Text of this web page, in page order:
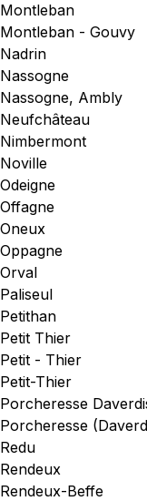
Montleban
Montleban - Gouvy
Nadrin
Nassogne
Nassogne, Ambly
Neufchâteau
Nimbermont
Noville
Odeigne
Offagne
Oneux
Oppagne
Orval
Paliseul
Petithan
Petit Thier
Petit - Thier
Petit-Thier
Porcheresse
Porcheresse
Redu
Rendeux
Rendeux-Beffe